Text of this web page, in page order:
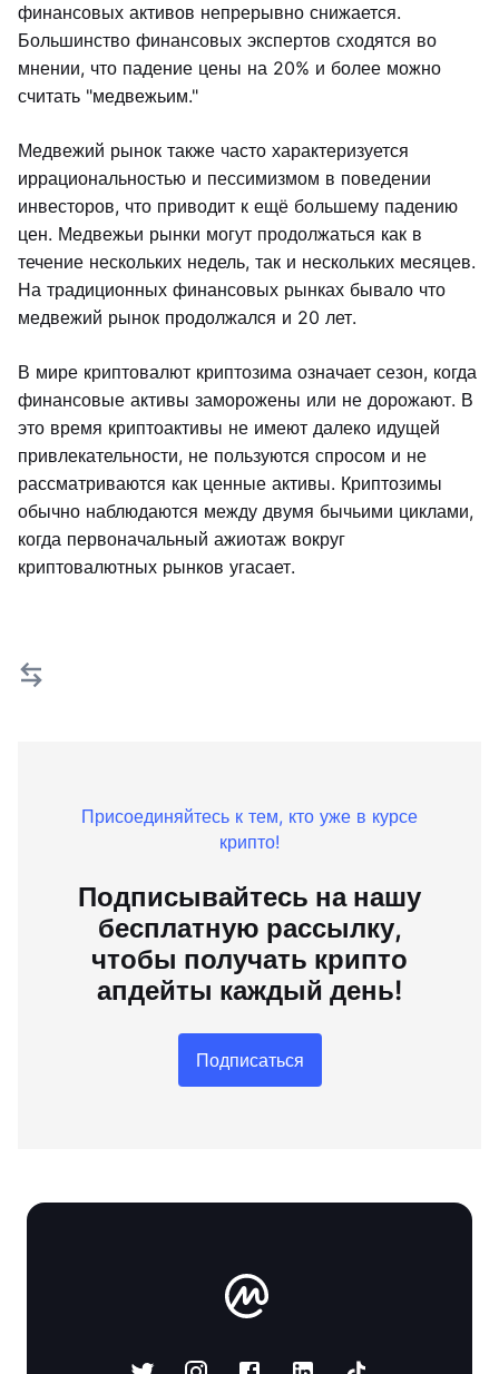
финансовых активов непрерывно снижается.
Большинство финансовых экспертов сходятся во
мнении, что падение цены на 20% и более можно
считать "медвежьим."
Медвежий рынок также часто характеризуется
иррациональностью и пессимизмом в поведении
инвесторов, что приводит к ещё большему падению
цен. Медвежьи рынки могут продолжаться как в
течение нескольких недель, так и нескольких месяцев.
На традиционных финансовых рынках бывало что
медвежий рынок продолжался и 20 лет.
В мире криптовалют криптозима означает сезон, когда
финансовые активы заморожены или не дорожают. В
это время криптоактивы не имеют далеко идущей
привлекательности, не пользуются спросом и не
рассматриваются как ценные активы. Криптозимы
обычно наблюдаются между двумя бычьими циклами,
когда первоначальный ажиотаж вокруг
криптовалютных рынков угасает.
Присоединяйтесь к тем, кто уже в курсе
крипто!
Подписывайтесь на нашу
бесплатную рассылку,
чтобы получать крипто
апдейты каждый день!
Подписаться